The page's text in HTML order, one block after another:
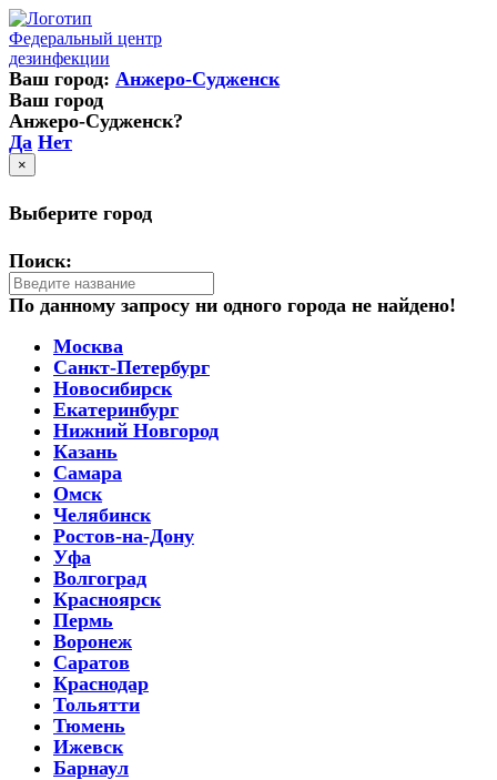
Федеральный центр
дезинфекции
Ваш город: Анжеро-Судженск
Ваш город
Анжеро-Судженск?
Да Нет
×
Выберите город
Поиск:
По данному запросу ни одного города не найдено!
Москва
Санкт-Петербург
Новосибирск
Екатеринбург
Нижний Новгород
Казань
Самара
Омск
Челябинск
Ростов-на-Дону
Уфа
Волгоград
Красноярск
Пермь
Воронеж
Саратов
Краснодар
Тольятти
Тюмень
Ижевск
Барнаул